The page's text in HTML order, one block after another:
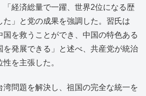
「経済総量で一躍、世界2位になる歴
た」と党の成果を強調した。習氏は
国を救うことができ、中国の特色ある
を発展できる」と述べ、共産党が統治
を主張した。
湾問題を解決し、祖国の完全な統一を